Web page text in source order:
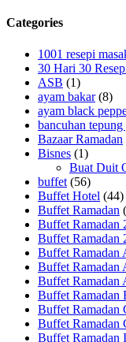
Categories
1001 resepi
30 Hari 30
ASB (1)
ayam bakar(8)
ayam black
bancuhan
Bazaar Ramadan
Bisnes (1)
Buat Duit
buffet (56)
Buffet Hotel (44)
Buffet Ramadan
Buffet Ramadan
Buffet Ramadan
Buffet Ramadan
Buffet Ramadan
Buffet Ramadan
Buffet Ramadan
Buffet Ramadan
Buffet Ramadan
Buffet Ramadan